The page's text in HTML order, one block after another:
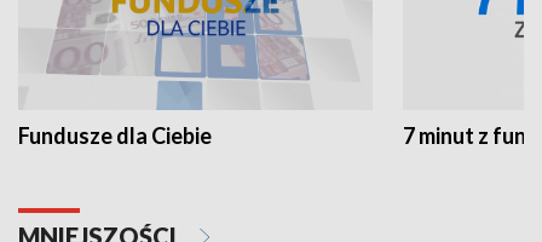
Fundusze dla Ciebie 7 minut z